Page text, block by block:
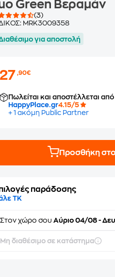
Green Βεραμάν
(3)
MRK3009358
για αποστολή
27,90€
Πωλείται και αποστέλλεται
HappyPlace.gr4.15/5
+ 1 ακόμη Public Partner
Προσθήκη
παράδοσης
ΤΚ
Στονχώρο σου Αύριο 04/08 -
Μη διαθέσιμο σε κατάστημα